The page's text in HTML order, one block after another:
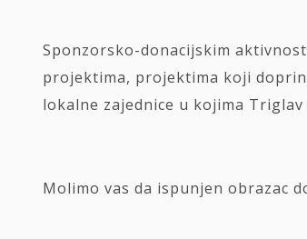
Sponzorsko-donacijskim
projektima, projektima koji
lokalne zajednice u kojima Triglav
Molimo vas da ispunjen obrazac